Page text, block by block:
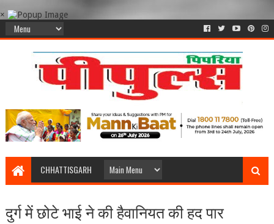
×
CHHATTISGARH
दुर्ग में छोटे भाई ने की हैवानियत की हद पार